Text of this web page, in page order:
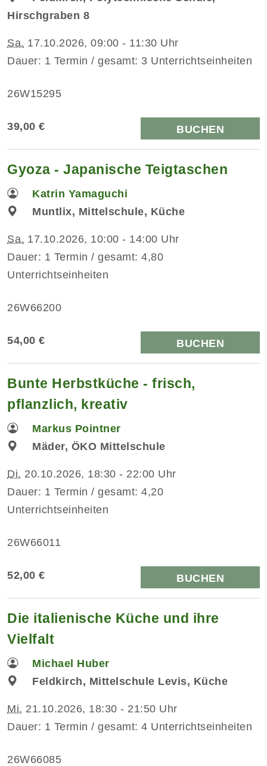
Hirschgraben 8
Sa. 17.10.2026, 09:00 - 11:30 Uhr
Dauer: 1 Termin / gesamt: 3 Unterrichtseinheiten
26W15295
39,00 € BUCHEN
Gyoza - Japanische Teigtaschen
Katrin Yamaguchi
Muntlix, Mittelschule, Küche
Sa. 17.10.2026, 10:00 - 14:00 Uhr
Dauer: 1 Termin / gesamt: 4,80
Unterrichtseinheiten
26W66200
54,00 € BUCHEN
Bunte Herbstküche - frisch,
pflanzlich, kreativ
Markus Pointner
Mäder, ÖKO Mittelschule
Di. 20.10.2026, 18:30 - 22:00 Uhr
Dauer: 1 Termin / gesamt: 4,20
Unterrichtseinheiten
26W66011
52,00 € BUCHEN
Die italienische Küche und ihre
Vielfalt
Michael Huber
Feldkirch, Mittelschule Levis, Küche
Mi. 21.10.2026, 18:30 - 21:50 Uhr
Dauer: 1 Termin / gesamt: 4 Unterrichtseinheiten
26W66085